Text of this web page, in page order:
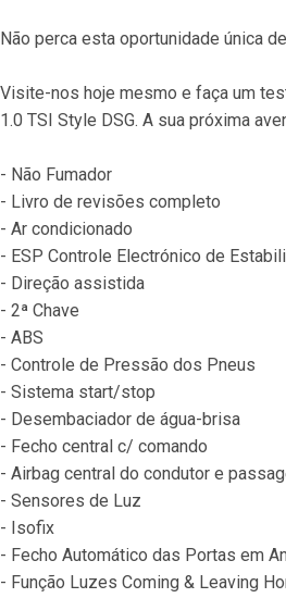
Não perca esta oportunidade única
Visite-nos hoje mesmo e faça um
1.0 TSI Style DSG. A sua próxima
- Não Fumador
- Livro de revisões completo
- Ar condicionado
- ESP Controle Electrónico de
- Direção assistida
- 2ª Chave
- ABS
- Controle de Pressão dos Pneus
- Sistema start/stop
- Desembaciador de água-brisa
- Fecho central c/ comando
- Airbag central do condutor e
- Sensores de Luz
- Isofix
- Fecho Automático das Portas em
- Função Luzes Coming & Leaving